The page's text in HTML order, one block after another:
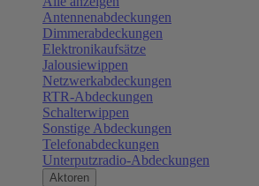
Antennenabdeckungen
Dimmerabdeckungen
Elektronikaufsätze
Jalousiewippen
Netzwerkabdeckungen
RTR-Abdeckungen
Schalterwippen
Sonstige Abdeckungen
Telefonabdeckungen
Unterputzradio-Abdeckungen
Aktoren